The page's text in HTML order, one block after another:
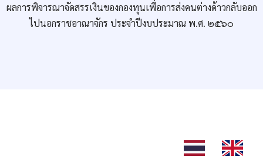
ผลการพิจารณาจัดสรรเงินของกองทุนเพื่อการส่งคนต่างด้าวกลับออก
ไปนอกราชอาณาจักร ประจำปีงบประมาณ พ.ศ. ๒๕๖๐